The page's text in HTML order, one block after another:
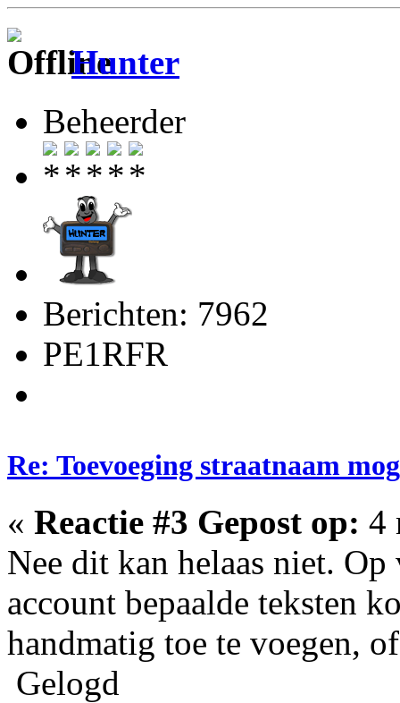
Hunter
Beheerder
Berichten: 7962
PE1RFR
Re: Toevoeging straatnaam
« Reactie #3 Gepost op: 4
Nee dit kan helaas niet.
account bepaalde teksten
handmatig toe te voegen,
Gelogd